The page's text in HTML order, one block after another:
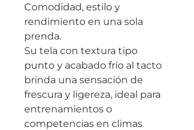
Comodidad, estilo y
rendimiento en una sola
prenda.
Su tela con textura tipo
punto y acabado frío al tacto
brinda una sensación de
frescura y ligereza, ideal para
entrenamientos o
competencias en climas